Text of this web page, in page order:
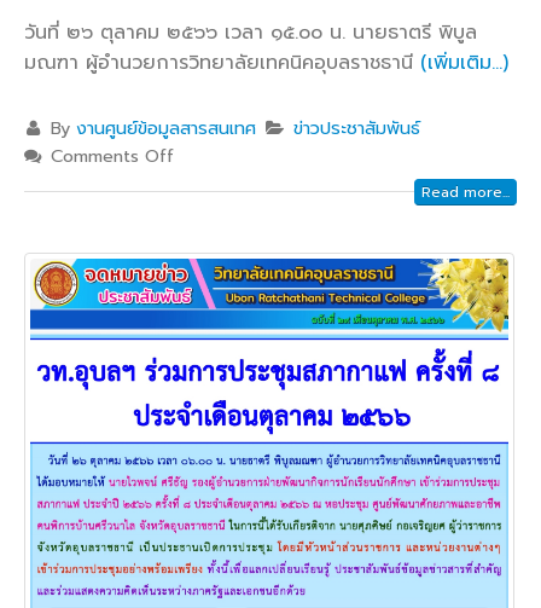
วันที่ ๒๖ ตุลาคม ๒๕๖๖ เวลา ๑๕.๐๐ น. นายธาตรี พิบูล
มณฑา ผู้อำนวยการวิทยาลัยเทคนิคอุบลราชธานี (เพิ่มเติม…)
Byงานศูนย์ข้อมูลสารสนเทศ
ข่าวประชาสัมพันธ์
Comments Off
Read more...